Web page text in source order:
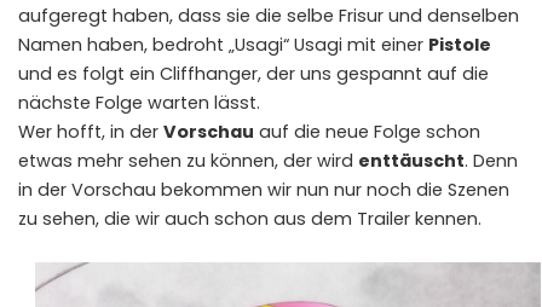
aufgeregt haben, dass sie die selbe Frisur und denselben
Namen haben, bedroht „Usagi“ Usagi mit einer Pistole
und es folgt ein Cliffhanger, der uns gespannt auf die
nächste Folge warten lässt.
Wer hofft, in der Vorschau auf die neue Folge schon
etwas mehr sehen zu können, der wird enttäuscht. Denn
in der Vorschau bekommen wir nun nur noch die Szenen
zu sehen, die wir auch schon aus dem Trailer kennen.